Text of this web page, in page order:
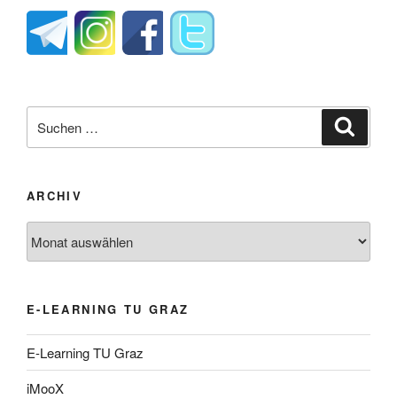
nach:
ARCHIV
E-LEARNING TU GRAZ
E-Learning TU Graz
iMooX